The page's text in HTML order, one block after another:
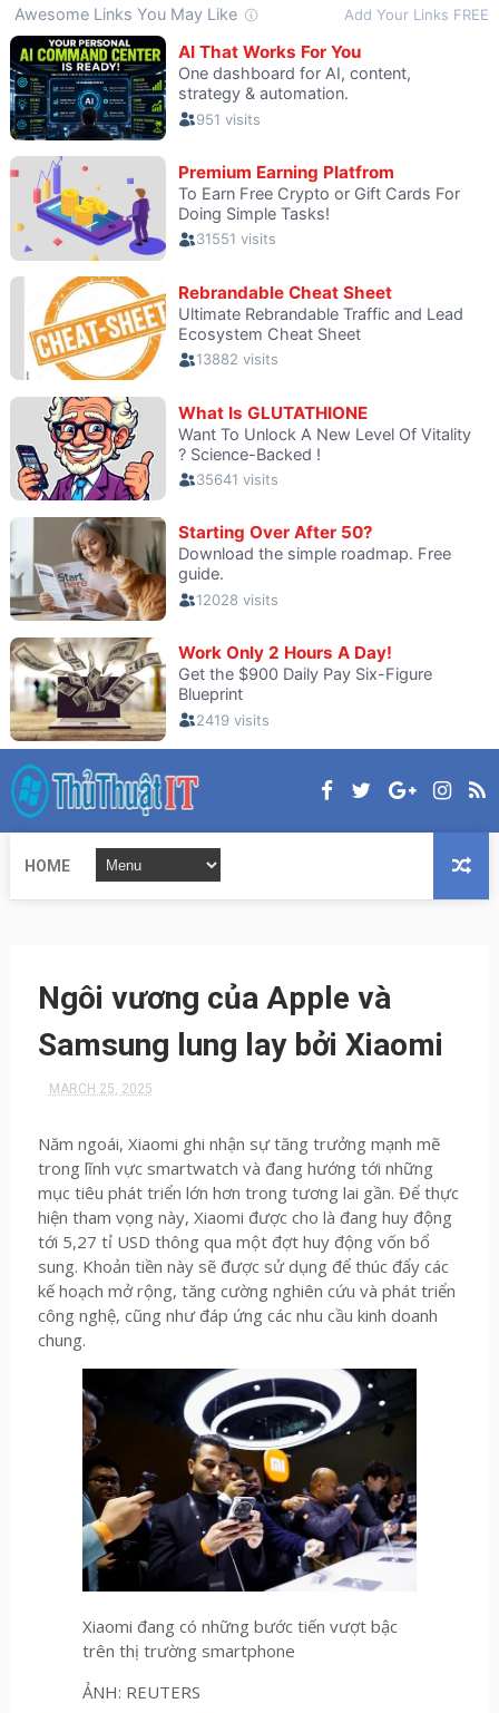
HOME
Ngôi vương của Apple và
Samsung lung lay bởi Xiaomi
MARCH 25, 2025
Năm ngoái, Xiaomi ghi nhận sự tăng trưởng mạnh mẽ
trong lĩnh vực smartwatch và đang hướng tới những
mục tiêu phát triển lớn hơn trong tương lai gần. Để thực
hiện tham vọng này, Xiaomi được cho là đang huy động
tới 5,27 tỉ USD thông qua một đợt huy động vốn bổ
sung. Khoản tiền này sẽ được sử dụng để thúc đẩy các
kế hoạch mở rộng, tăng cường nghiên cứu và phát triển
công nghệ, cũng như đáp ứng các nhu cầu kinh doanh
chung.
Xiaomi đang có những bước tiến vượt bậc
trên thị trường smartphone
ẢNH: REUTERS